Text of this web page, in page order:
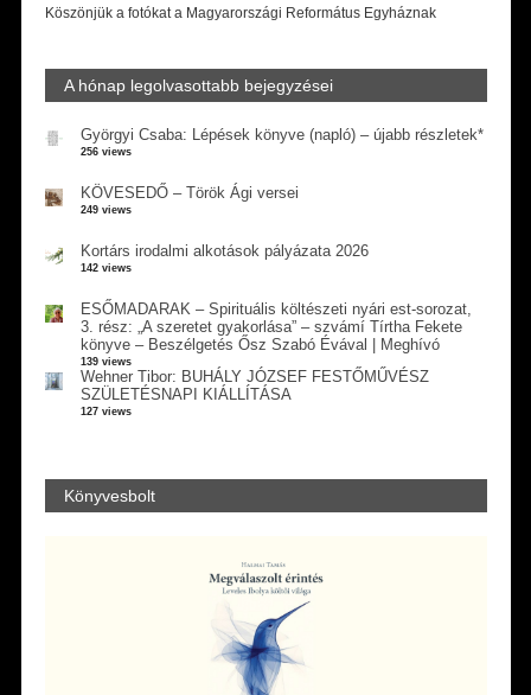
Köszönjük a fotókat a Magyarországi Református Egyháznak
A hónap legolvasottabb bejegyzései
Györgyi Csaba: Lépések könyve (napló) – újabb részletek*
256 views
KÖVESEDŐ – Török Ági versei
249 views
Kortárs irodalmi alkotások pályázata 2026
142 views
ESŐMADARAK – Spirituális költészeti nyári est-sorozat,
3. rész: „A szeretet gyakorlása” – szvámí Tírtha Fekete
könyve – Beszélgetés Ősz Szabó Évával | Meghívó
139 views
Wehner Tibor: BUHÁLY JÓZSEF FESTŐMŰVÉSZ
SZÜLETÉSNAPI KIÁLLÍTÁSA
127 views
Könyvesbolt